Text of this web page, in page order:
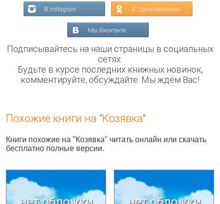
В Instagram В Одноклассниках
Мы Вконтакте
Подписывайтесь на наши страницы в социальных
сетях.
Будьте в курсе последних книжных новинок,
комментируйте, обсуждайте. Мы ждём Вас!
Похожие книги на "Козявка"
Книги похожие на "Козявка" читать онлайн или скачать
бесплатно полные версии.